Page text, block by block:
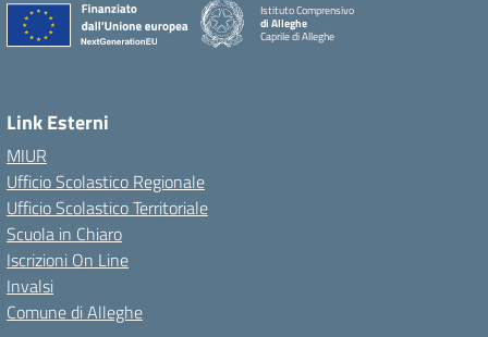
Istituto Comprensivo
di Alleghe
Caprile di Alleghe
Link Esterni
MIUR
Ufficio Scolastico Regionale
Ufficio Scolastico Territoriale
Scuola in Chiaro
Iscrizioni On Line
Invalsi
Comune di Alleghe